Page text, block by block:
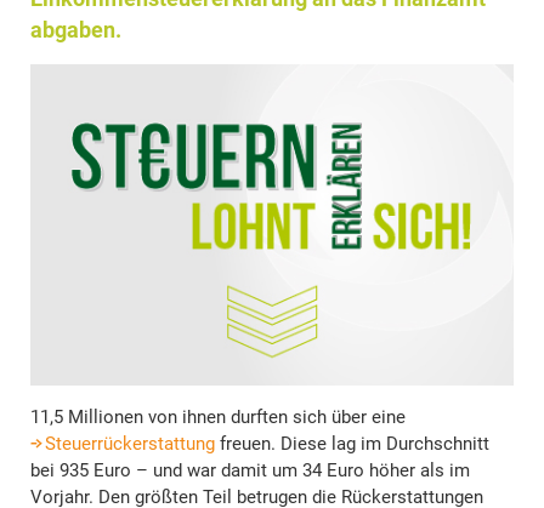
abgaben.
11,5 Millionen von ihnen durften sich über eine
Steuerrückerstattung freuen. Diese lag im Durchschnitt
bei 935 Euro – und war damit um 34 Euro höher als im
Vorjahr. Den größten Teil betrugen die Rückerstattungen